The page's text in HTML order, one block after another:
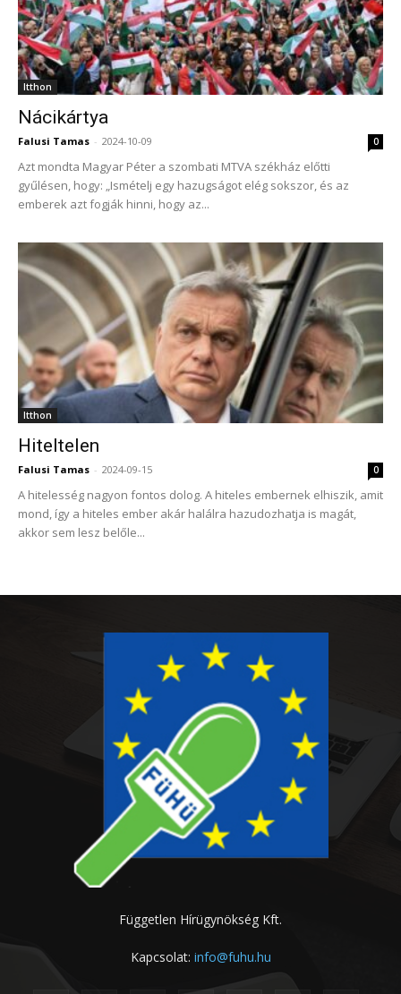
Itthon
Nácikártya
Falusi Tamas - 2024-10-09 0
Azt mondta Magyar Péter a szombati MTVA székház előtti
gyűlésen, hogy: „Ismételj egy hazugságot elég sokszor, és az
emberek azt fogják hinni, hogy az...
Itthon
Hiteltelen
Falusi Tamas - 2024-09-15 0
A hitelesség nagyon fontos dolog. A hiteles embernek elhiszik, amit
mond, így a hiteles ember akár halálra hazudozhatja is magát,
akkor sem lesz belőle...
Független Hírügynökség Kft.
Kapcsolat: info@fuhu.hu